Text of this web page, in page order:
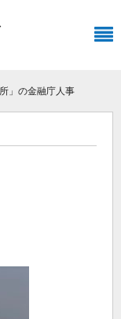
」の金融庁人事